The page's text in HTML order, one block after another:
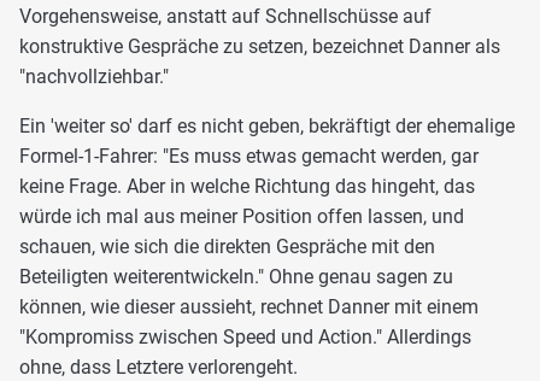
Vorgehensweise, anstatt auf Schnellschüsse auf
konstruktive Gespräche zu setzen, bezeichnet Danner als
"nachvollziehbar."
Ein 'weiter so' darf es nicht geben, bekräftigt der ehemalige
Formel-1-Fahrer: "Es muss etwas gemacht werden, gar
keine Frage. Aber in welche Richtung das hingeht, das
würde ich mal aus meiner Position offen lassen, und
schauen, wie sich die direkten Gespräche mit den
Beteiligten weiterentwickeln." Ohne genau sagen zu
können, wie dieser aussieht, rechnet Danner mit einem
"Kompromiss zwischen Speed und Action." Allerdings
ohne, dass Letztere verlorengeht.